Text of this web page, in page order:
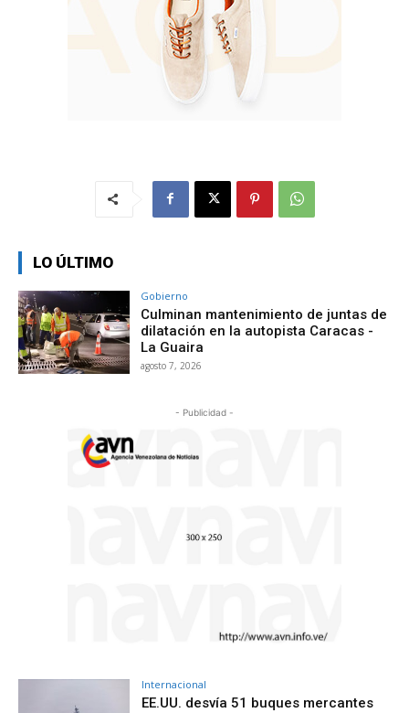
LO ÚLTIMO
Gobierno
Culminan mantenimiento de juntas de
dilatación en la autopista Caracas -
La Guaira
agosto 7, 2026
- Publicidad -
Internacional
EE.UU. desvía 51 buques mercantes